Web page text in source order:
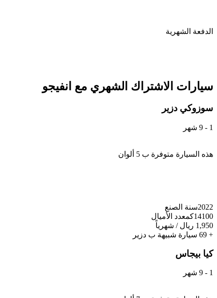
الدفعة الشهرية
سيارات الاشتراك الشهري مع انفيجو
سوزوكي دزير
1 - 9 شهر
هذه السيارة متوفرة ب 5 ألوان
2022سنة الصنع
14100كم
عدد الأميال
1,950 ريال / شهرياً
+ 69 سيارة شبيهة ب دزير
كيا بيجاس
1 - 9 شهر